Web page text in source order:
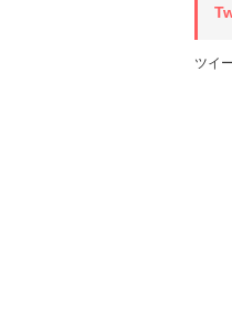
ツイ